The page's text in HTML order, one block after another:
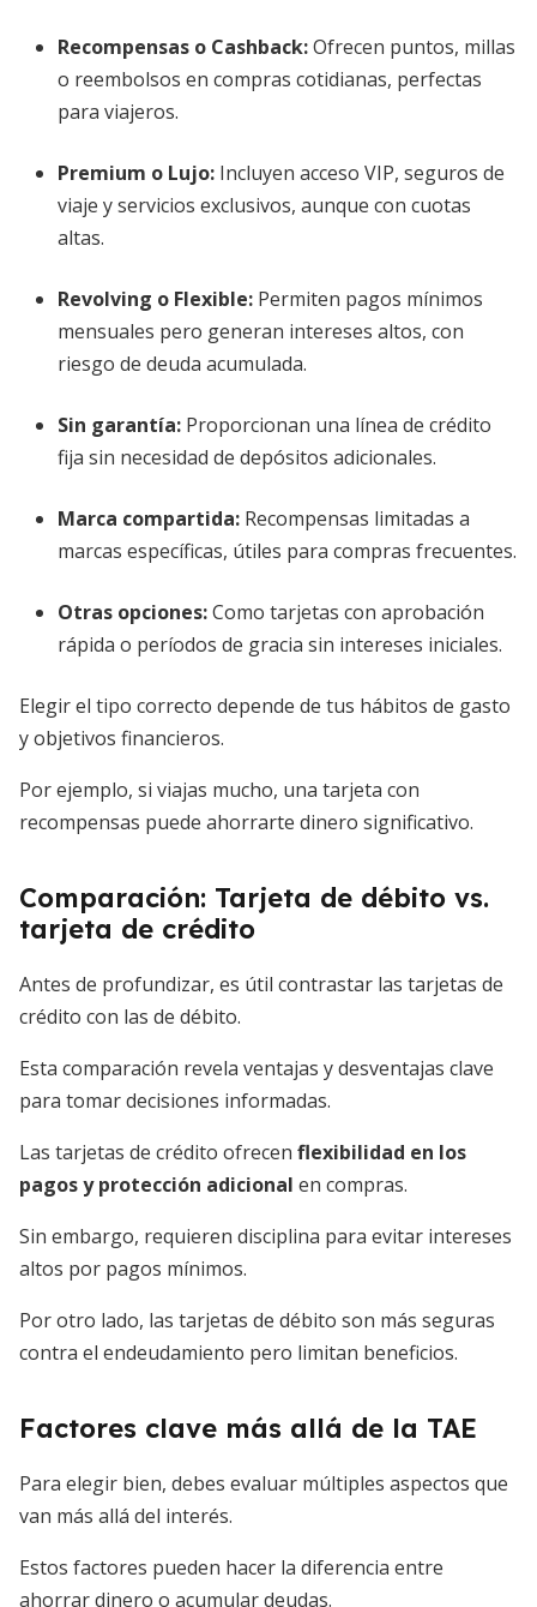
Recompensas o Cashback:Ofrecen puntos, millas
o reembolsos en compras cotidianas, perfectas
para viajeros.
Premium o Lujo: Incluyen acceso VIP, seguros de
viaje y servicios exclusivos, aunque con cuotas
altas.
Revolving o Flexible: Permiten pagos mínimos
mensuales pero generan intereses altos, con
riesgo de deuda acumulada.
Sin garantía: Proporcionan una línea de crédito
fija sin necesidad de depósitos adicionales.
Marca compartida: Recompensas limitadas a
marcas específicas, útiles para compras frecuentes.
Otras opciones:Como tarjetas con aprobación
rápida o períodos de gracia sin intereses iniciales.
Elegir el tipo correcto depende de tus hábitos de gasto
y objetivos financieros.
Por ejemplo, si viajas mucho, una tarjeta con
recompensas puede ahorrarte dinero significativo.
Comparación: Tarjeta de débito vs.
tarjeta de crédito
Antes de profundizar, es útil contrastar las tarjetas de
crédito con las de débito.
Esta comparación revela ventajas y desventajas clave
para tomar decisiones informadas.
Las tarjetas de crédito ofrecen flexibilidad en los
pagos y protección adicional en compras.
Sin embargo, requieren disciplina para evitar intereses
altos por pagos mínimos.
Por otro lado, las tarjetas de débito son más seguras
contra el endeudamiento pero limitan beneficios.
Factores clave más allá de la TAE
Para elegir bien, debes evaluar múltiples aspectos que
van más allá del interés.
Estos factores pueden hacer la diferencia entre
ahorrar dinero o acumular deudas.